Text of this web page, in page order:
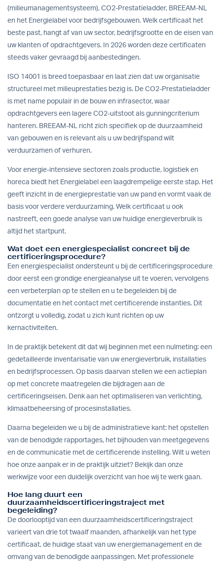
(milieumanagementsysteem), CO2-Prestatieladder, BREEAM-NL
en het Energielabel voor bedrijfsgebouwen. Welk certificaat het
beste past, hangt af van uw sector, bedrijfsgrootte en de eisen van
uw klanten of opdrachtgevers. In 2026 worden deze certificaten
steeds vaker gevraagd bij aanbestedingen.
ISO 14001 is breed toepasbaar en laat zien dat uw organisatie
structureel met milieuprestaties bezig is. De CO2-Prestatieladder
is met name populair in de bouw en infrasector, waar
opdrachtgevers een lagere CO2-uitstoot als gunningcriterium
hanteren. BREEAM-NL richt zich specifiek op de duurzaamheid
van gebouwen en is relevant als u uw bedrijfspand wilt
verduurzamen of verhuren.
Voor energie-intensieve sectoren zoals productie, logistiek en
horeca biedt het Energielabel een laagdrempelige eerste stap. Het
geeft inzicht in de energieprestatie van uw pand en vormt vaak de
basis voor verdere verduurzaming. Welk certificaat u ook
nastreeft, een goede analyse van uw huidige energieverbruik is
altijd het startpunt.
Wat doet een energiespecialist concreet bij de
certificeringsprocedure?
Een energiespecialist ondersteunt u bij de certificeringsprocedure
door eerst een grondige energieanalyse uit te voeren, vervolgens
een verbeterplan op te stellen en u te begeleiden bij de
documentatie en het contact met certificerende instanties. Dit
ontzorgt u volledig, zodat u zich kunt richten op uw
kernactiviteiten.
In de praktijk betekent dit dat wij beginnen met een nulmeting: een
gedetailleerde inventarisatie van uw energieverbruik, installaties
en bedrijfsprocessen. Op basis daarvan stellen we een actieplan
op met concrete maatregelen die bijdragen aan de
certificeringseisen. Denk aan het optimaliseren van verlichting,
klimaatbeheersing of procesinstallaties.
Daarna begeleiden we u bij de administratieve kant: het opstellen
van de benodigde rapportages, het bijhouden van meetgegevens
en de communicatie met de certificerende instelling. Wilt u weten
hoe onze aanpak er in de praktijk uitziet? Bekijk dan onze
werkwijze voor een duidelijk overzicht van hoe wij te werk gaan.
Hoe lang duurt een
duurzaamheidscertificeringstraject met
begeleiding?
De doorlooptijd van een duurzaamheidscertificeringstraject
varieert van drie tot twaalf maanden, afhankelijk van het type
certificaat, de huidige staat van uw energiemanagement en de
omvang van de benodigde aanpassingen. Met professionele